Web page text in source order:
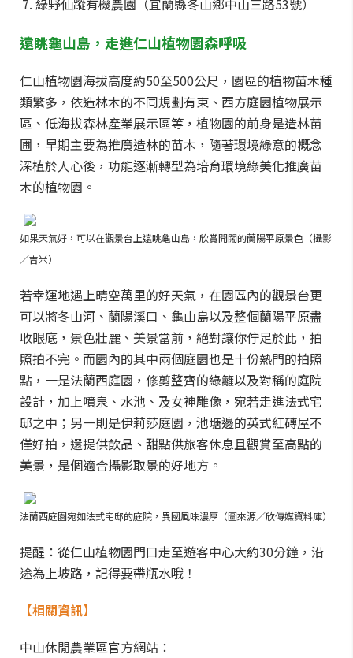
綠野仙蹤有機農園（宜蘭縣冬山鄉中山三路53號）
遠眺龜山島，走進仁山植物園森呼吸
仁山植物園海拔高度約50至500公尺，園區的植物苗木種
類繁多，依造林木的不同規劃有東、西方庭園植物展示
區、低海拔森林產業展示區等，植物園的前身是造林苗
圃，早期主要為推廣造林的苗木，隨著環境綠意的概念
深植於人心後，功能逐漸轉型為培育環境綠美化推廣苗
木的植物園。
如果天氣好，可以在觀景台上遠眺龜山島，欣賞開闊的蘭陽平原景色（攝影
／吉米）
若幸運地遇上晴空萬里的好天氣，在園區內的觀景台更
可以將冬山河、蘭陽溪口、龜山島以及整個蘭陽平原盡
收眼底，景色壯麗、美景當前，絕對讓你佇足於此，拍
照拍不完。而園內的其中兩個庭園也是十份熱門的拍照
點，一是法蘭西庭園，修剪整齊的綠籬以及對稱的庭院
設計，加上噴泉、水池、及女神雕像，宛若走進法式宅
邸之中；另一則是伊莉莎庭園，池塘邊的英式紅磚屋不
僅好拍，還提供飲品、甜點供旅客休息且觀賞至高點的
美景，是個適合攝影取景的好地方。
法蘭西庭園宛如法式宅邸的庭院，異國風味濃厚（圖來源／欣傳媒資料庫）
提醒：從仁山植物園門口走至遊客中心大約30分鐘，沿
途為上坡路，記得要帶瓶水哦！
【相關資訊】
中山休閒農業區官方網站：